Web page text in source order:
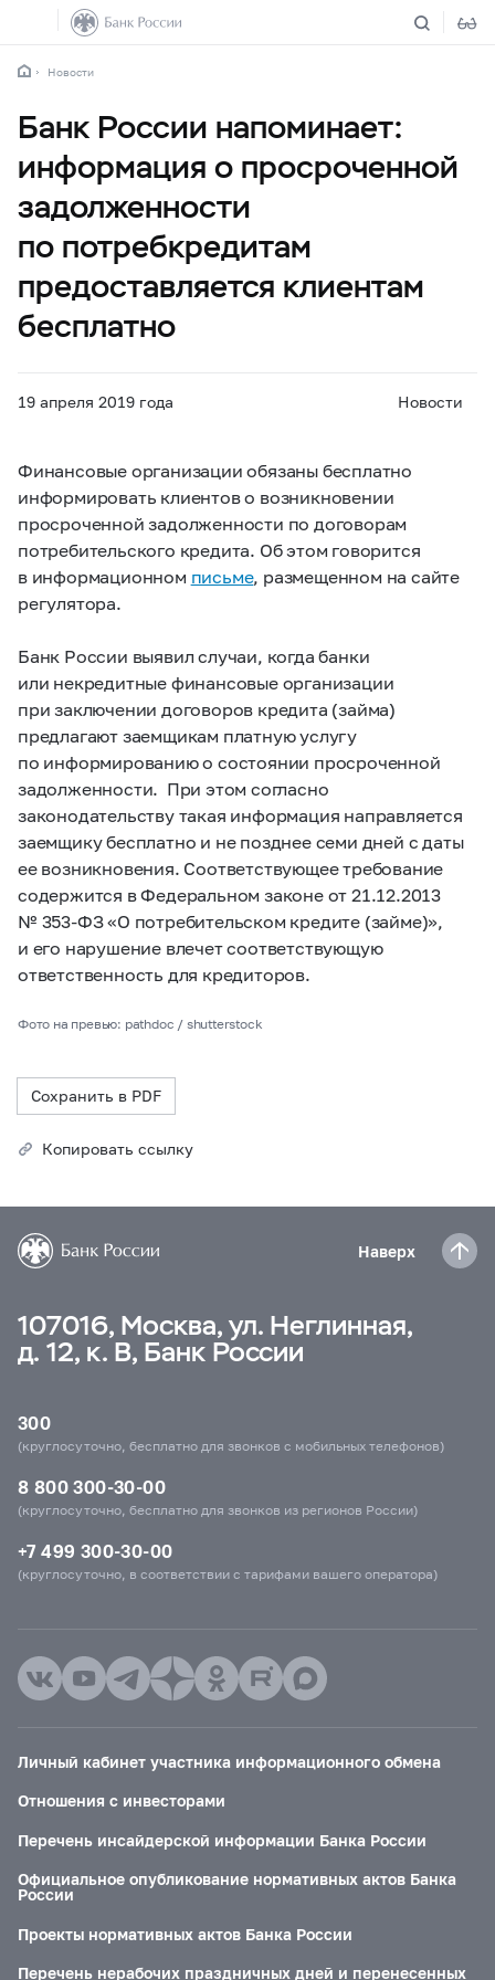
Новости
Банк России напоминает:
информация о просроченной
задолженности
по потребкредитам
предоставляется клиентам
бесплатно
19 апреля 2019 года Новости
Финансовые организации обязаны бесплатно
информировать клиентов о возникновении
просроченной задолженности по договорам
потребительского кредита. Об этом говорится
в информационном письме, размещенном на сайте
регулятора.
Банк России выявил случаи, когда банки
или некредитные финансовые организации
при заключении договоров кредита (займа)
предлагают заемщикам платную услугу
по информированию о состоянии просроченной
задолженности. При этом согласно
законодательству такая информация направляется
заемщику бесплатно и не позднее семи дней с даты
ее возникновения. Соответствующее требование
содержится в Федеральном законе от 21.12.2013
№ 353-ФЗ«О потребительском кредите (займе)»,
и его нарушение влечет соответствующую
ответственность для кредиторов.
Фото на превью: pathdoc / shutterstock
Сохранить в PDF
Копировать ссылку
Наверх
107016, Москва, ул. Неглинная,
д. 12, к. В, Банк России
300
(круглосуточно, бесплатно для звонков с мобильных телефонов)
8 800 300-30-00
(круглосуточно, бесплатно для звонков из регионов России)
+7 499 300-30-00
(круглосуточно, в соответствии с тарифами вашего оператора)
Личный кабинет участника информационного обмена
Отношения с инвесторами
Перечень инсайдерской информации Банка России
Официальное опубликование нормативных актов Банка
России
Проекты нормативных актов Банка России
Перечень нерабочих праздничных дней и перенесенных